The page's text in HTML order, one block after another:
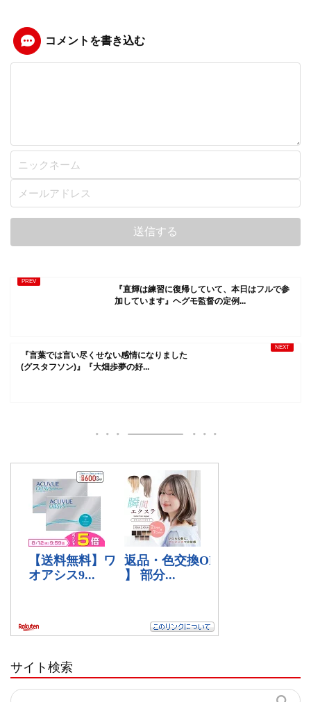
コメントを書き込む
『直輝は練習に復帰していて、本日はフルで参
加しています』ヘグモ監督の定例...
『言葉では言い尽くせない感情になりました
(グスタフソン)』『大畑歩夢の好...
サイト検索